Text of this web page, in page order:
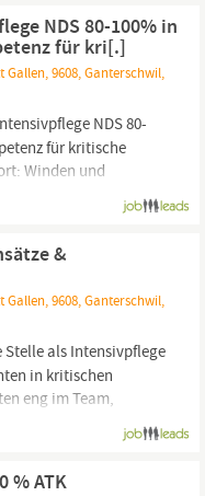
NDS 80-100% in
für kri[.]
Gallen, 9608, Ganterschwil,
NDS 80-
für kritische
Winden und
Vereinbarung.
gefragt. Dein
&
Gallen, 9608, Ganterschwil,
Stelle als Intensivpflege
in kritischen
eng im Team,
sich Zustände
Aufgaben in der
entschlossenes
% ATK